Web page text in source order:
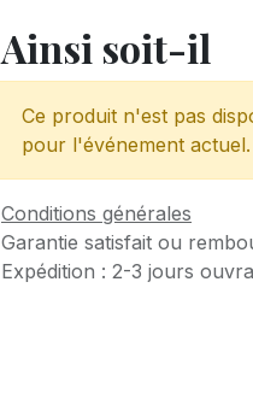
Ainsi soit-il
Ce produit n'est pas
pour l'événement actuel.
Conditions générales
Garantie satisfait ou
Expédition : 2-3 jours